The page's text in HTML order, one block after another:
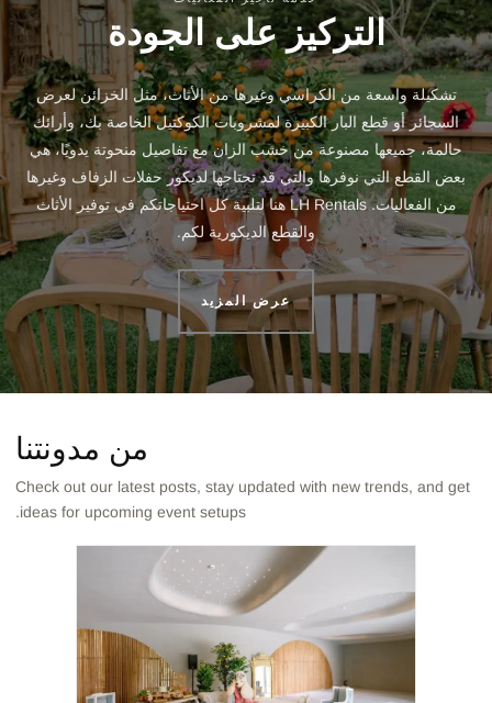
التركيز على الجودة
تشكيلة واسعة من الكراسي وغيرها من الأثاث، مثل الخزائن لعرض
السجائر أو قطع البار الكبيرة لمشروبات الكوكتيل الخاصة بك، وأرائك
حالمة، جميعها مصنوعة من خشب الزان مع تفاصيل منحوتة يدويًا، هي
بعض القطع التي نوفرها والتي قد تحتاجها لديكور حفلات الزفاف وغيرها
من الفعاليات. LH Rentals هنا لتلبية كل احتياجاتكم في توفير الأثاث
والقطع الديكورية لكم.
عرض المزيد
من مدونتنا
Check out our latest posts, stay updated with new trends, and get
ideas for upcoming event setups.